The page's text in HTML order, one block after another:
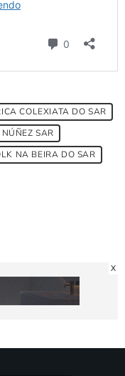
COLEXIATA DO SAR
SAR
NA BEIRA DO SAR
X